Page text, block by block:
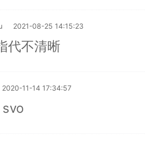
2021-08-25 14:15:23
代不清晰
2020-11-14 17:34:57